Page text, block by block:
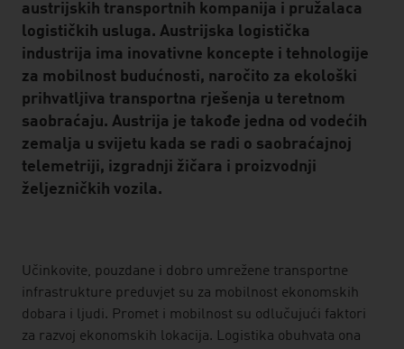
austrijskih transportnih kompanija i pružalaca
logističkih usluga. Austrijska logistička
industrija ima inovativne koncepte i tehnologije
za mobilnost budućnosti, naročito za ekološki
prihvatljiva transportna rješenja u teretnom
saobraćaju. Austrija je takođe jedna od vodećih
zemalja u svijetu kada se radi o saobraćajnoj
telemetriji, izgradnji žičara i proizvodnji
željezničkih vozila.
listen
Učinkovite, pouzdane i dobro umrežene transportne
infrastrukture preduvjet su za mobilnost ekonomskih
dobara i ljudi. Promet i mobilnost su odlučujući faktori
za razvoj ekonomskih lokacija. Logistika obuhvata ona